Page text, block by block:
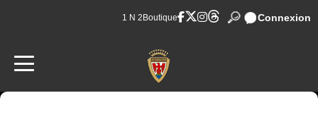
1 N 2 Boutique Connexion